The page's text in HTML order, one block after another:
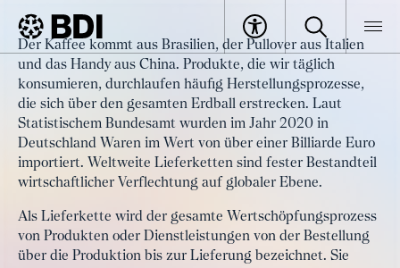
BDI Artikel
Artikel
Globale Lieferketten unter Druck
Der Kaffee kommt aus Brasilien, der Pullover aus Italien
und das Handy aus China. Produkte, die wir täglich
konsumieren, durchlaufen häufig Herstellungsprozesse,
die sich über den gesamten Erdball erstrecken. Laut
Statistischem Bundesamt wurden im Jahr 2020 in
Deutschland Waren im Wert von über einer Billiarde Euro
importiert. Weltweite Lieferketten sind fester Bestandteil
wirtschaftlicher Verflechtung auf globaler Ebene.
Als Lieferkette wird der gesamte Wertschöpfungsprozess
von Produkten oder Dienstleistungen von der Bestellung
über die Produktion bis zur Lieferung bezeichnet. Sie